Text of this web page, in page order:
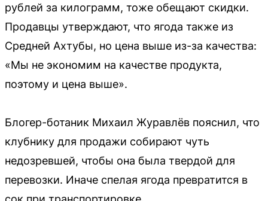
рублей за килограмм, тоже обещают скидки.
Продавцы утверждают, что ягода также из
Средней Ахтубы, но цена выше из-за качества:
«Мы не экономим на качестве продукта,
поэтому и цена выше».
Блогер-ботаник Михаил Журавлёв пояснил, что
клубнику для продажи собирают чуть
недозревшей, чтобы она была твердой для
перевозки. Иначе спелая ягода превратится в